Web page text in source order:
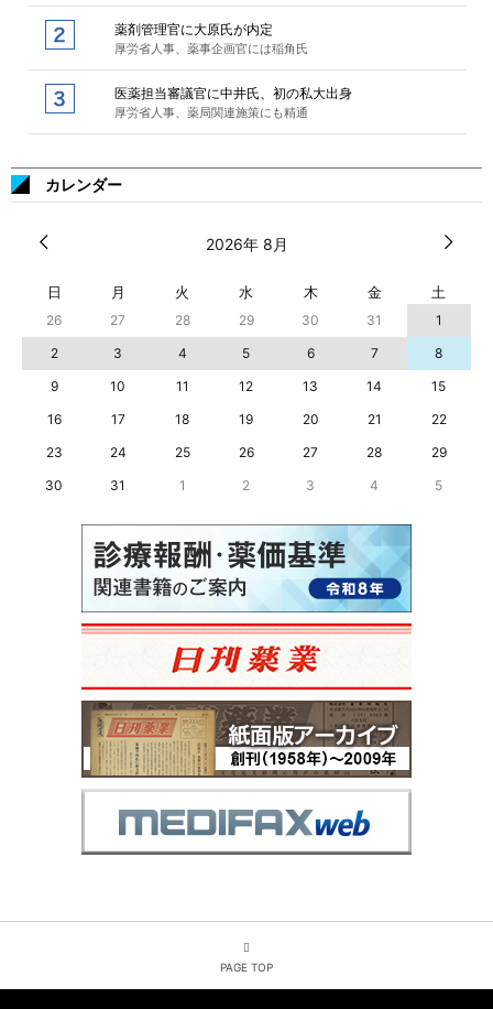
薬剤管理官に大原氏が内定
厚労省人事、薬事企画官には稲角氏
医薬担当審議官に中井氏、初の私大出身
厚労省人事、薬局関連施策にも精通
カレンダー
2026年 8月
日 月 火 水 木 金 土
26 27 28 29 30 31
1
2
3 4 5 6 7
8
9
10 11 12 13 14
15
16
17 18 19 20 21
22
23
24 25 26 27 28
29
30
31 1 2 3 4 5
PAGE TOP